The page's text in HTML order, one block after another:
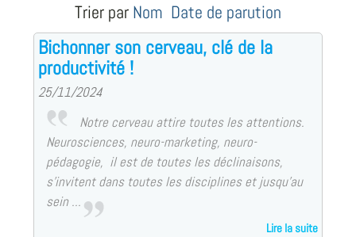
Trier par Nom Date de parution
Bichonner son cerveau, clé de la
productivité !
25/11/2024
Notre cerveau attire toutes les attentions.
Neurosciences, neuro-marketing, neuro-
pédagogie, il est de toutes les déclinaisons,
s’invitent dans toutes les disciplines et jusqu’au
sein ...
Lire la suite